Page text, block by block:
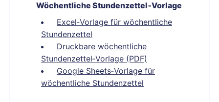
Wöchentliche Stundenzettel‑Vorlage
Excel‑Vorlage für wöchentliche
Stundenzettel
Druckbare wöchentliche
Stundenzettel‑Vorlage (PDF)
Google Sheets‑Vorlage für
wöchentliche Stundenzettel